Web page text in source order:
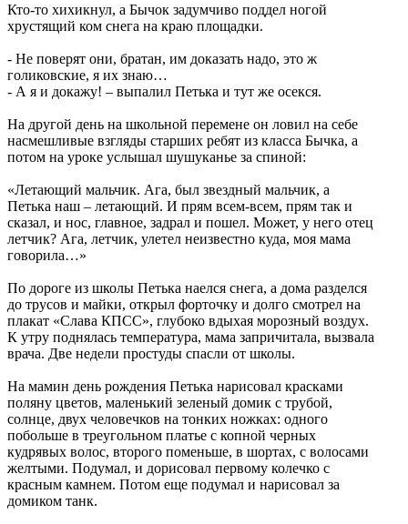
Кто-то хихикнул, а Бычок задумчиво поддел ногой
хрустящий ком снега на краю площадки.
- Не поверят они, братан, им доказать надо, это ж
голиковские, я их знаю…
- А я и докажу! – выпалил Петька и тут же осекся.
На другой день на школьной перемене он ловил на себе
насмешливые взгляды старших ребят из класса Бычка, а
потом на уроке услышал шушуканье за спиной:
«Летающий мальчик. Ага, был звездный мальчик, а
Петька наш – летающий. И прям всем-всем, прям так и
сказал, и нос, главное, задрал и пошел. Может, у него отец
летчик? Ага, летчик, улетел неизвестно куда, моя мама
говорила…»
По дороге из школы Петька наелся снега, а дома разделся
до трусов и майки, открыл форточку и долго смотрел на
плакат «Слава КПСС», глубоко вдыхая морозный воздух.
К утру поднялась температура, мама запричитала, вызвала
врача. Две недели простуды спасли от школы.
На мамин день рождения Петька нарисовал красками
поляну цветов, маленький зеленый домик с трубой,
солнце, двух человечков на тонких ножках: одного
побольше в треугольном платье с копной черных
кудрявых волос, второго поменьше, в шортах, с волосами
желтыми. Подумал, и дорисовал первому колечко с
красным камнем. Потом еще подумал и нарисовал за
домиком танк.